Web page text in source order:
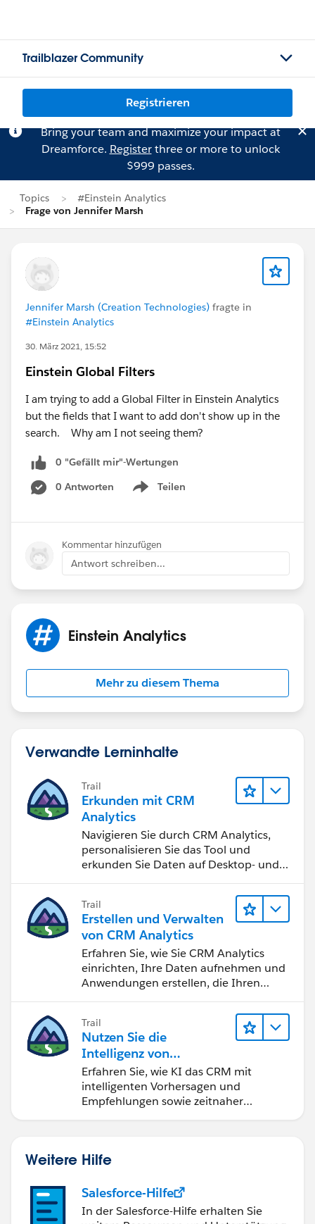
Trailblazer Community
Registrieren
Bring your team and maximize your impact at
Dreamforce. Registerthree or more to unlock
$999 passes.
Topics
#Einstein Analytics
Frage von Jennifer Marsh
Jennifer Marsh (Creation Technologies) fragte in
#Einstein Analytics
30. März 2021, 15:52
Einstein Global Filters
I am trying to add a Global Filter in Einstein Analytics
but the fields that I want to add don't show up in the
search. Why am I not seeing them?
0 "Gefällt mir"-Wertungen
0 Antworten
Teilen
Show menu
Kommentar hinzufügen
Antwort schreiben...
Einstein Analytics
Mehr zu diesem Thema
Verwandte Lerninhalte
Trail
Erkunden mit CRM
Analytics
Navigieren Sie durch CRM Analytics,
personalisieren Sie das Tool und
erkunden Sie Daten auf Desktop- und
Trail
Erstellen und Verwalten
von CRM Analytics
Erfahren Sie, wie Sie CRM Analytics
einrichten, Ihre Daten aufnehmen und
Anwendungen erstellen, die Ihren
Trail
Nutzen Sie die
Intelligenz von
Salesforce Einstein
Erfahren Sie, wie KI das CRM mit
intelligenten Vorhersagen und
Empfehlungen sowie zeitnaher
Weitere Hilfe
Salesforce-Hilfe
In der Salesforce-Hilfe erhalten Sie